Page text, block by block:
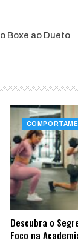
Boxe ao Dueto
Descubra o
Foco na